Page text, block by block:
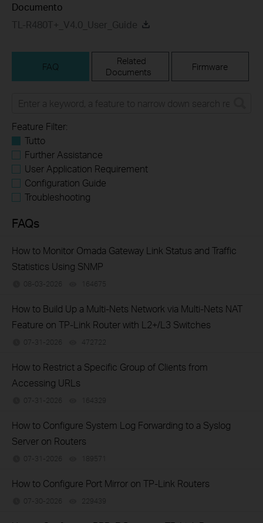
Documento
TL-R480T+_V4.0_User_Guide
FAQ
Related
Documents
Firmware
Feature Filter:
Tutto
Further Assistance
User Application Requirement
Configuration Guide
Troubleshooting
FAQs
How to Monitor Omada Gateway Link Status and Traffic
Statistics Using SNMP
08-03-2026 164675
How to Build Up a Multi-Nets Network via Multi-Nets NAT
Feature on TP-Link Router with L2+/L3 Switches
07-31-2026 472722
How to Restrict a Specific Group of Clients from
Accessing URLs
07-31-2026 164329
How to Configure System Log Forwarding to a Syslog
Server on Routers
07-31-2026 189571
How to Configure Port Mirror on TP-Link Routers
07-30-2026 229439